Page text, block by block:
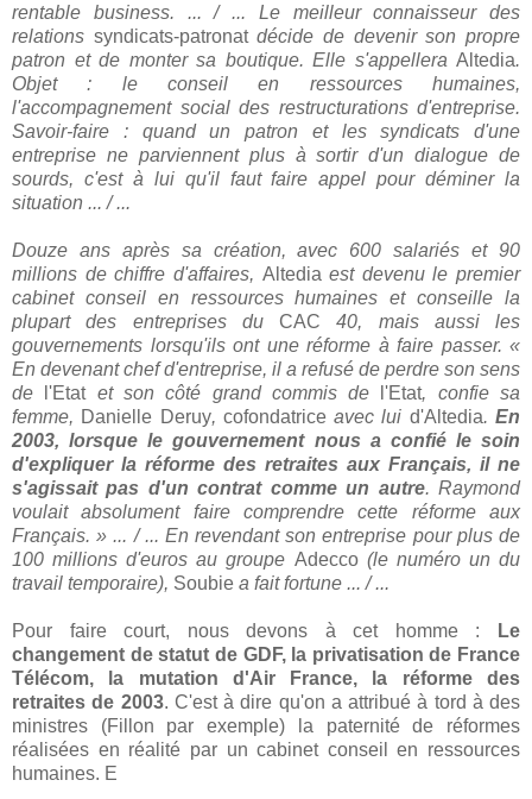
rentable business. ... / ... Le meilleur connaisseur des
relations syndicats-patronatdécide de devenir son propre
patron et de monter sa boutique. Elle s'appellera Altedia.
Objet : le conseil en ressources humaines,
l'accompagnement social des restructurations d'entreprise.
Savoir-faire : quand un patron et les syndicats d'une
entreprise ne parviennent plus à sortir d'un dialogue de
sourds, c'est à lui qu'il faut faire appel pour déminer la
situation ... / ...
Douze ans après sa création, avec 600 salariés et 90
millions de chiffre d'affaires, Altedia est devenu le premier
cabinet conseil en ressources humaines et conseille la
plupart des entreprises du CAC 40, mais aussi les
gouvernements lorsqu'ils ont une réforme à faire passer. «
En devenant chef d'entreprise, il a refusé de perdre son sens
de
l'Etatet son côté grand commis de l'Etat, confie sa
femme, Danielle Deruy, cofondatriceavec lui d'Altedia.En
2003, lorsque le gouvernement nous a confié le soin
d'expliquer la réforme des retraites aux Français, il ne
s'agissait pas d'un contrat comme un autre. Raymond
voulait absolument faire comprendre cette réforme aux
Français. » ... / ... En revendant son entreprise pour plus de
100 millions d'euros au groupe Adecco(le numéro un du
travail temporaire), Soubie a fait fortune ... / ...
Pour faire court, nous devons à cet homme :
Le
changement de statut de GDF, la privatisation de France
Télécom, la mutation d'Air France, la réforme des
retraites de 2003. C'est à dire qu'on a attribué à tord à des
ministres (Fillon par exemple) la paternité de réformes
réalisées en réalité par un cabinet conseil en ressources
humaines. E